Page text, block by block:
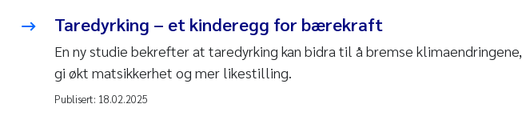
Taredyrking – et kinderegg for bærekraft
En ny studie bekrefter at taredyrking kan bidra til å bremse klimaendringene,
gi økt matsikkerhet og mer likestilling.
Publisert: 18.02.2025